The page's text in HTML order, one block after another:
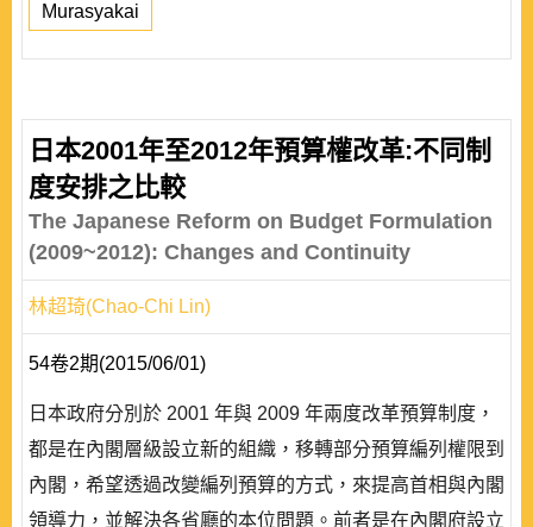
Murasyakai
日本2001年至2012年預算權改革:不同制
度安排之比較
The Japanese Reform on Budget Formulation
(2009~2012): Changes and Continuity
林超琦(Chao-Chi Lin)
54卷2期(2015/06/01)
日本政府分別於 2001 年與 2009 年兩度改革預算制度，
都是在內閣層級設立新的組織，移轉部分預算編列權限到
內閣，希望透過改變編列預算的方式，來提高首相與內閣
領導力，並解決各省廳的本位問題。前者是在內閣府設立